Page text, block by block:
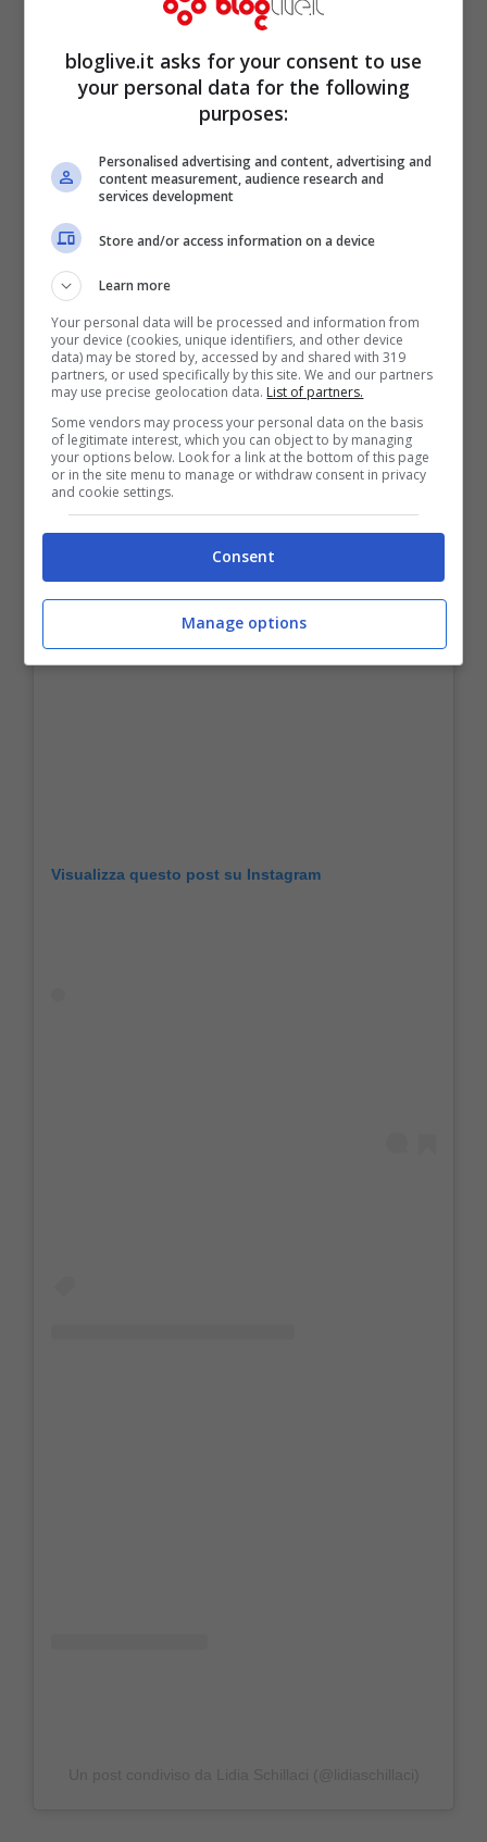
Nell’ultimo post si mostra totalmente in
bianco, bellissima ma elegante, doti che la
contraddistinguono. Ed è lei stessa ad
evidenziare come la semplicità sia la
caratteristica di eleganza.
Visualizza questo post su Instagram
bloglive.it asks for your consent to use
your personal data for the following
purposes:
Personalised advertising and content, advertising and
content measurement, audience research and
services development
Store and/or access information on a device
Learn more
Your personal data will be processed and information from
your device (cookies, unique identifiers, and other device
data) may be stored by, accessed by and shared with 319
partners, or used specifically by this site. We and our partners
may use precise geolocation data. List of partners.
Some vendors may process your personal data on the basis
of legitimate interest, which you can object to by managing
your options below. Look for a link at the bottom of this page
or in the site menu to manage or withdraw consent in privacy
and cookie settings.
Consent
Manage options